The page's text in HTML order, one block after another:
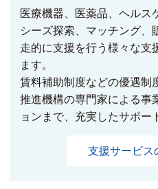
医療機器、医薬品、ヘルス
シーズ探索、マッチング、
走的に支援を行う様々な支
ます。
賃料補助制度などの優遇制
推進機構の専門家による事
ョンまで、充実したサポー
支援サービス